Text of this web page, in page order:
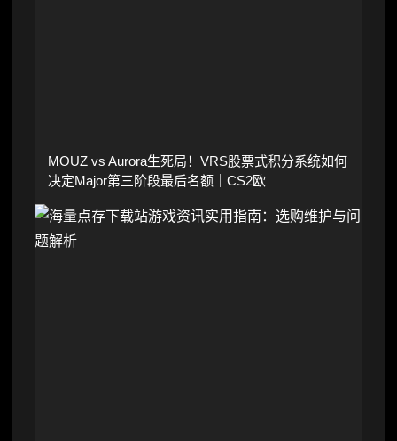
MOUZ vs Aurora生死局！VRS股票式积分系统如何
决定Major第三阶段最后名额｜CS2欧